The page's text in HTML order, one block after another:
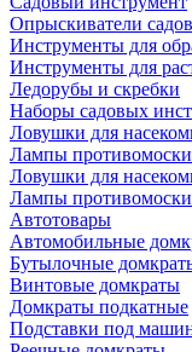
Опрыскиватели
Инструменты для
Инструменты для
Ледорубы и скребки
Наборы садовых
Ловушки для
Лампы
Ловушки для
Лампы
Автотовары
Автомобильные
Бутылочные
Винтовые домкраты
Домкраты подкатные
Подставки под